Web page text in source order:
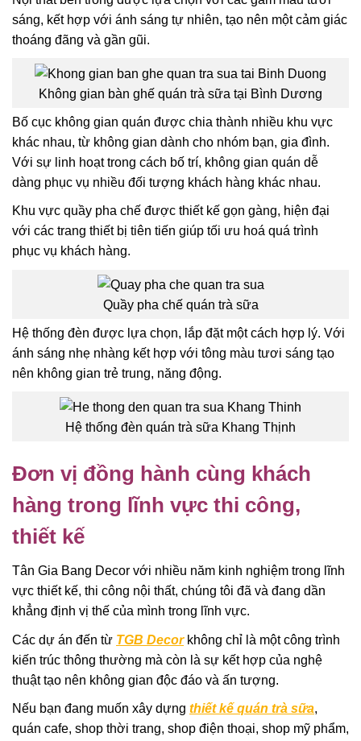
sáng, kết hợp với ánh sáng tự nhiên, tạo nên một cảm giác
thoáng đãng và gần gũi.
Không gian bàn ghế quán trà sữa tại Bình Dương
Bố cục không gian quán được chia thành nhiều khu vực
khác nhau, từ không gian dành cho nhóm bạn, gia đình.
Với sự linh hoạt trong cách bố trí, không gian quán dễ
dàng phục vụ nhiều đối tượng khách hàng khác nhau.
Khu vực quầy pha chế được thiết kế gọn gàng, hiện đại
với các trang thiết bị tiên tiến giúp tối ưu hoá quá trình
phục vụ khách hàng.
Quầy pha chế quán trà sữa
Hệ thống đèn được lựa chọn, lắp đặt một cách hợp lý. Với
ánh sáng nhẹ nhàng kết hợp với tông màu tươi sáng tạo
nên không gian trẻ trung, năng động.
Hệ thống đèn quán trà sữa Khang Thịnh
Đơn vị đồng hành cùng khách
hàng trong lĩnh vực thi công,
thiết kế
Tân Gia Bang Decor với nhiều năm kinh nghiệm trong lĩnh
vực thiết kế, thi công nội thất, chúng tôi đã và đang dần
khẳng định vị thế của mình trong lĩnh vực.
Các dự án đến từ TGB Decorkhông chỉ là một công trình
kiến trúc thông thường mà còn là sự kết hợp của nghệ
thuật tạo nên không gian độc đáo và ấn tượng.
Nếu bạn đang muốn xây dựng thiết kế quán trà sữa,
quán cafe, shop thời trang, shop điện thoại, shop mỹ phẩm,